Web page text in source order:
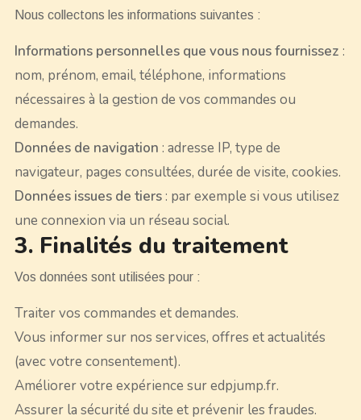
Nous collectons les informations suivantes :
Informations personnelles que vous nous fournissez :
nom, prénom, email, téléphone, informations
nécessaires à la gestion de vos commandes ou
demandes.
Données de navigation : adresse IP, type de
navigateur, pages consultées, durée de visite, cookies.
Données issues de tiers : par exemple si vous utilisez
une connexion via un réseau social.
3. Finalités du traitement
Vos données sont utilisées pour :
Traiter vos commandes et demandes.
Vous informer sur nos services, offres et actualités
(avec votre consentement).
Améliorer votre expérience sur edpjump.fr.
Assurer la sécurité du site et prévenir les fraudes.